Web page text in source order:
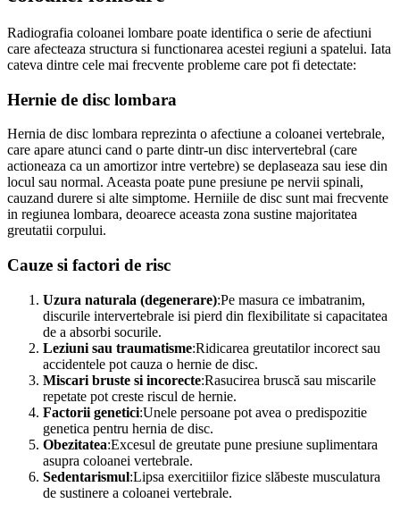
Radiografia coloanei lombare poate identifica o serie de afectiuni
care afecteaza structura si functionarea acestei regiuni a spatelui. Iata
cateva dintre cele mai frecvente probleme care pot fi detectate:
Hernie de disc lombara
Hernia de disc lombara reprezinta o afectiune a coloanei vertebrale,
care apare atunci cand o parte dintr-un disc intervertebral (care
actioneaza ca un amortizor intre vertebre) se deplaseaza sau iese din
locul sau normal. Aceasta poate pune presiune pe nervii spinali,
cauzand durere si alte simptome. Herniile de disc sunt mai frecvente
in regiunea lombara, deoarece aceasta zona sustine majoritatea
greutatii corpului.
Cauze si factori de risc
Uzura naturala (degenerare):Pe masura ce imbatranim,
discurile intervertebrale isi pierd din flexibilitate si capacitatea
de a absorbi socurile.
Leziuni sau traumatisme:Ridicarea greutatilor incorect sau
accidentele pot cauza o hernie de disc.
Miscari bruste si incorecte:Rasucirea bruscă sau miscarile
repetate pot creste riscul de hernie.
Factorii genetici:Unele persoane pot avea o predispozitie
genetica pentru hernia de disc.
Obezitatea:Excesul de greutate pune presiune suplimentara
asupra coloanei vertebrale.
Sedentarismul:Lipsa exercitiilor fizice slăbeste musculatura
de sustinere a coloanei vertebrale.